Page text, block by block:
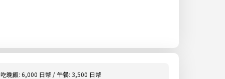
吃晚飯: 6,000 日幣 / 午餐: 3,500 日幣